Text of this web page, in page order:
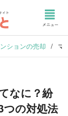
ションの売却 / マ
なに？紛
の対処法